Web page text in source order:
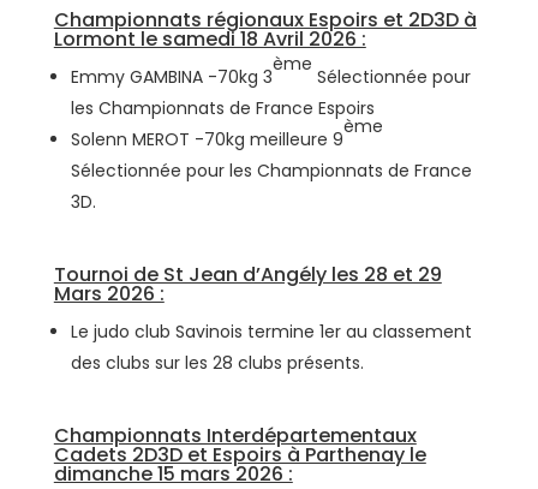
Championnats régionaux Espoirs et 2D3D à
Lormont le samedi 18 Avril 2026 :
Emmy GAMBINA -70kg 3
ème
Sélectionnée pour
les Championnats de France Espoirs
Solenn MEROT -70kg meilleure 9
ème
Sélectionnée pour les Championnats de France
3D.
Tournoi de St Jean d’Angély les 28 et 29
Mars 2026 :
Le judo club Savinois termine 1er au classement
des clubs sur les 28 clubs présents.
Championnats Interdépartementaux
Cadets 2D3D et Espoirs à Parthenay le
dimanche 15 mars 2026 :